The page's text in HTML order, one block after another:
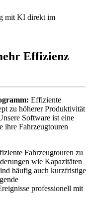
Effizienz
Effiziente
zu höherer Produktivität
Software ist eine
ihre Fahrzeugtouren
Fahrzeugtouren zu
wie Kapazitäten
häufig auch kurzfristige
professionell mit